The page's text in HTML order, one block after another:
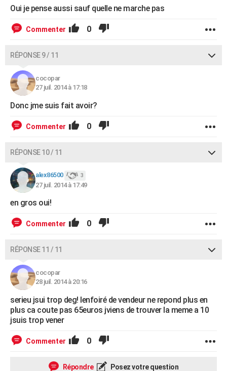
Oui je pense aussi sauf quelle ne marche pas
Commenter 0
RÉPONSE 9 / 11
cocopar
27 juil. 2014 à 17:18
Donc jme suis fait avoir?
Commenter 0
RÉPONSE 10 / 11
alex86500 3
27 juil. 2014 à 17:49
en gros oui!
Commenter 0
RÉPONSE 11 / 11
cocopar
28 juil. 2014 à 20:16
serieu jsui trop deg! lenfoiré de vendeur ne repond plus en
plus ca coute pas 65euros jviens de trouver la meme a 10
jsuis trop vener
Commenter 0
Répondre Posez votre question